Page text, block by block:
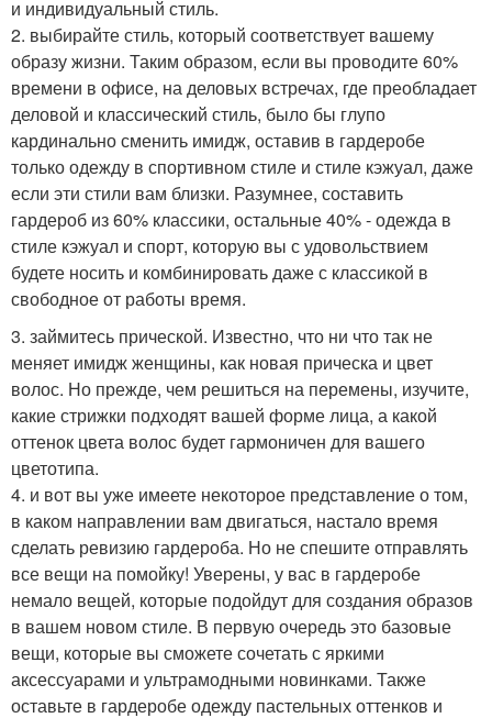
и индивидуальный стиль.
2. выбирайте стиль, который соответствует вашему
образу жизни. Таким образом, если вы проводите 60%
времени в офисе, на деловых встречах, где преобладает
деловой и классический стиль, было бы глупо
кардинально сменить имидж, оставив в гардеробе
только одежду в спортивном стиле и стиле кэжуал, даже
если эти стили вам близки. Разумнее, составить
гардероб из 60% классики, остальные 40% - одежда в
стиле кэжуал и спорт, которую вы с удовольствием
будете носить и комбинировать даже с классикой в
свободное от работы время.
3. займитесь прической. Известно, что ни что так не
меняет имидж женщины, как новая прическа и цвет
волос. Но прежде, чем решиться на перемены, изучите,
какие стрижки подходят вашей форме лица, а какой
оттенок цвета волос будет гармоничен для вашего
цветотипа.
4. и вот вы уже имеете некоторое представление о том,
в каком направлении вам двигаться, настало время
сделать ревизию гардероба. Но не спешите отправлять
все вещи на помойку! Уверены, у вас в гардеробе
немало вещей, которые подойдут для создания образов
в вашем новом стиле. В первую очередь это базовые
вещи, которые вы сможете сочетать с яркими
аксессуарами и ультрамодными новинками. Также
оставьте в гардеробе одежду пастельных оттенков и